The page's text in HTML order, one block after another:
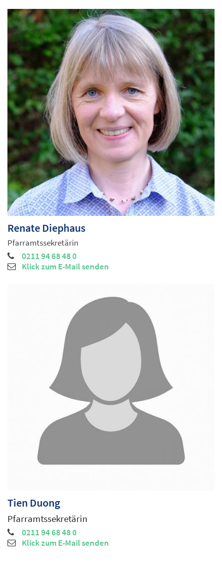
RenateDiephaus
Pfarramtssekretärin
0211 94 68 48 0
Klick zum E-Mail senden
Tien Duong
Pfarramtssekretärin
0211 94 68 48 0
Klick zum E-Mail senden